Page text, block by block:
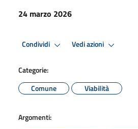
24 marzo 2026
Condividi Vedi azioni
Categorie:
Comune
Viabilità
Argomenti: